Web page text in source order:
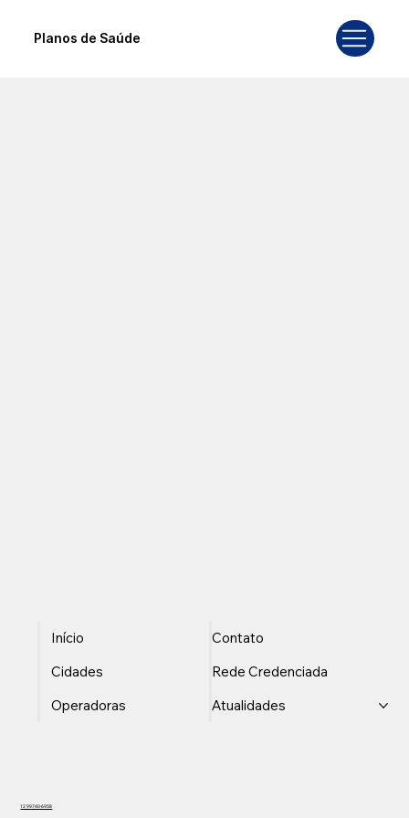
Planos de Saúde
Início
Cidades
Operadoras
Contato
Rede Credenciada
Atualidades
12 99740-6958